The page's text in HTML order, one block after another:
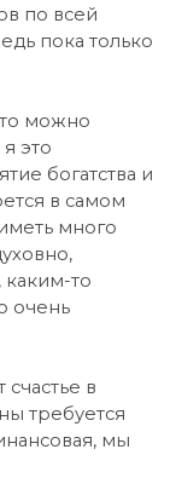
по всей
пока только
можно
это
богатства и
в самом
много
каким-то
очень
в
требуется
мы